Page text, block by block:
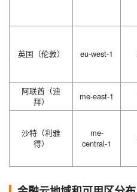
英国（伦敦） eu-west-1
阿联酋（迪
拜）
me-east-1
沙特（利雅
得）
me-
central-1